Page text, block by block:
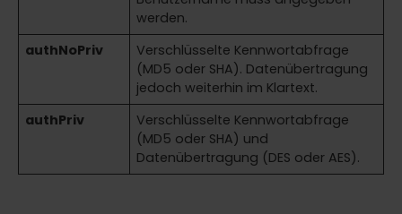
werden.
authNoPriv
Verschlüsselte Kennwortabfrage
(MD5 oder SHA). Datenübertragung
jedoch weiterhin im Klartext.
authPriv
Verschlüsselte Kennwortabfrage
(MD5 oder SHA) und
Datenübertragung (DES oder AES).